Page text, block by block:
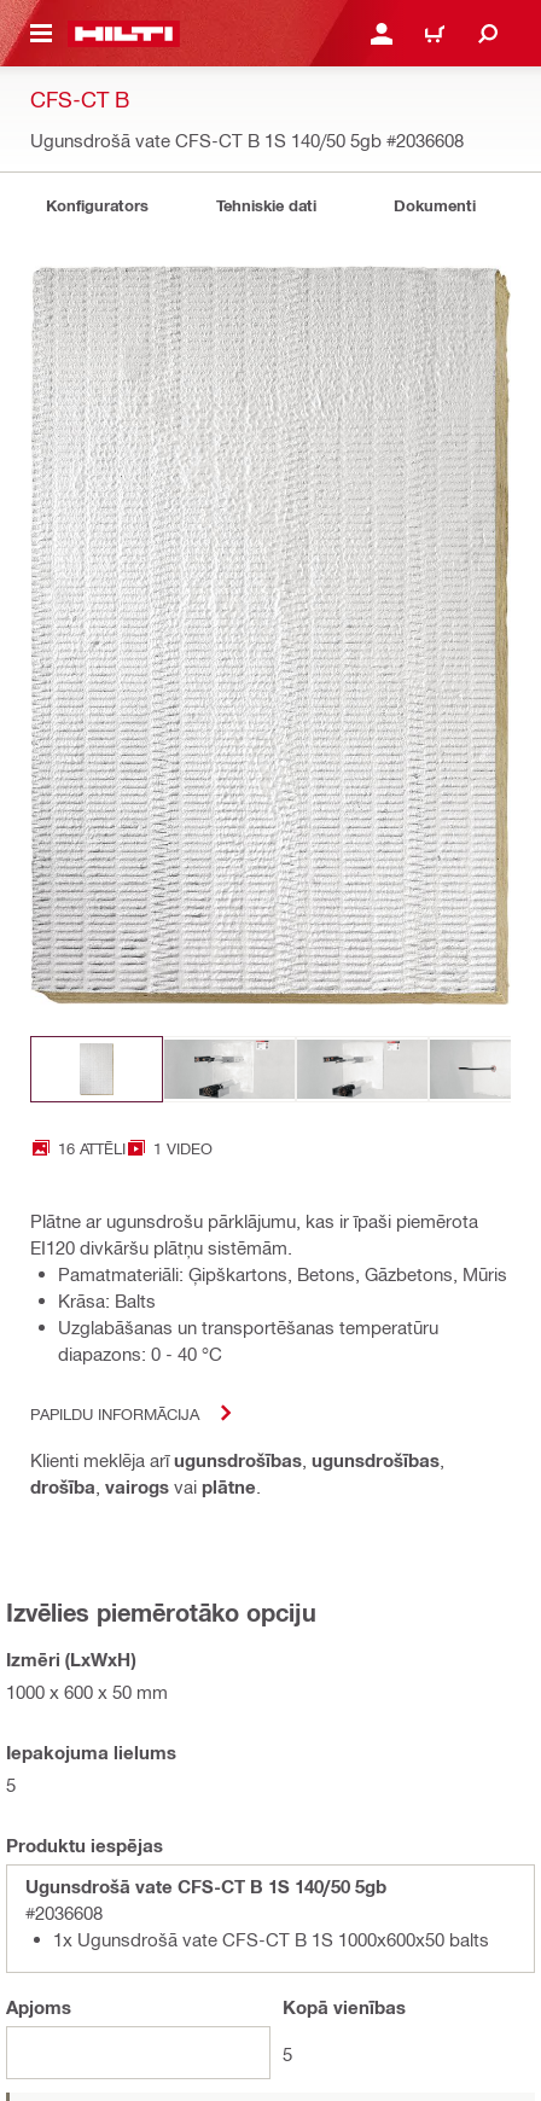
SATURU PIESLĒGTIES VAI
IEPIRKŠANĀS
CFS-CT B
Ugunsdrošā vate CFS-CT B 1S 140/50 5gb #2036608
Konfigurators Tehniskie dati Dokumenti
16 ATTĒLI 1 VIDEO
Plātne ar ugunsdrošu pārklājumu, kas ir īpaši piemērota
EI120 divkāršu plātņu sistēmām.
Pamatmateriāli: Ģipškartons, Betons, Gāzbetons, Mūris
Krāsa: Balts
Uzglabāšanas un transportēšanas temperatūru
diapazons: 0 - 40 °C
PAPILDU INFORMĀCIJA
Klienti meklēja arīugunsdrošības ugunsdrošības
drošība vairogs vai plātne
Izvēlies piemērotāko opciju
Izmēri (LxWxH)
1000 x 600 x 50 mm
Iepakojuma lielums
5
Produktu iespējas
Ugunsdrošā vate CFS-CT B 1S 140/50 5gb
#2036608
1x Ugunsdrošā vate CFS-CT B 1S 1000x600x50 balts
Apjoms Kopā vienības
5